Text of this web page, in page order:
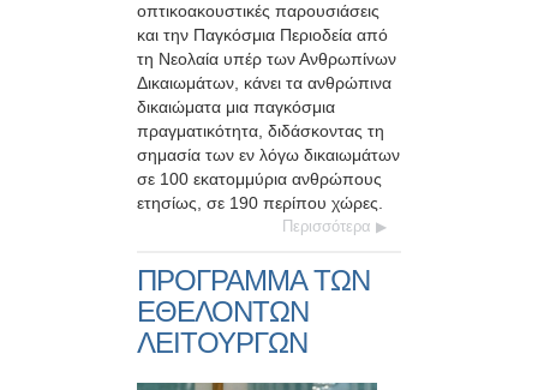
οπτικοακουστικές παρουσιάσεις
και την Παγκόσμια Περιοδεία από
τη Νεολαία υπέρ των Ανθρωπίνων
Δικαιωμάτων, κάνει τα ανθρώπινα
δικαιώματα μια παγκόσμια
πραγματικότητα, διδάσκοντας τη
σημασία των εν λόγω δικαιωμάτων
σε 100 εκατομμύρια ανθρώπους
ετησίως, σε 190 περίπου χώρες.
Περισσότερα
ΠΡΟΓΡΑΜΜΑ ΤΩΝ
ΕΘΕΛΟΝΤΩΝ
ΛΕΙΤΟΥΡΓΩΝ